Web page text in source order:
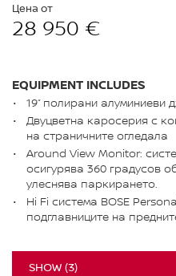
Цена от
28 950 €
EQUIPMENT INCLUDES
19“ полирани алуминиеви
Двуцветна каросерия с
на страничните огледала
Around View Monitor:
осигурява 360 градусов
улеснява паркирането.
Hi Fi система BOSE
подглавниците на
SHOW (3)